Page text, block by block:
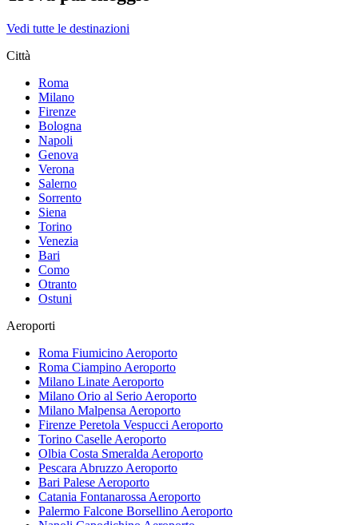
Vedi tutte le destinazioni
Città
Roma
Milano
Firenze
Bologna
Napoli
Genova
Verona
Salerno
Sorrento
Siena
Torino
Venezia
Bari
Como
Otranto
Ostuni
Aeroporti
Roma Fiumicino Aeroporto
Roma Ciampino Aeroporto
Milano Linate Aeroporto
Milano Orio al Serio Aeroporto
Milano Malpensa Aeroporto
Firenze Peretola Vespucci Aeroporto
Torino Caselle Aeroporto
Olbia Costa Smeralda Aeroporto
Pescara Abruzzo Aeroporto
Bari Palese Aeroporto
Catania Fontanarossa Aeroporto
Palermo Falcone Borsellino Aeroporto